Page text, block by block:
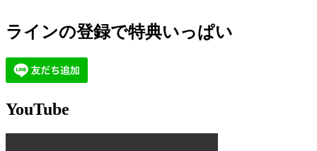
ラインの登録で特典いっぱい
YouTube